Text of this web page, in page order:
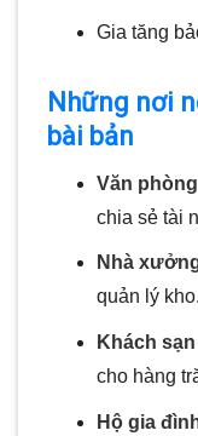
Gia tăng
Những nơi
bài bản
Văn
chia sẻ tài
Nhà
quản lý kho.
Khách
cho hàng
Hộ gia